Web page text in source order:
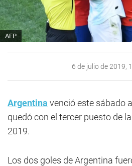
AFP
6 de julio de 2019,
Argentina venció este sábado
quedó con el tercer puesto de la
2019.
Los dos goles de Argentina